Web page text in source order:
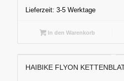
Lieferzeit: 3-5 Werktage
In den Warenkorb
HAIBIKE FLYON